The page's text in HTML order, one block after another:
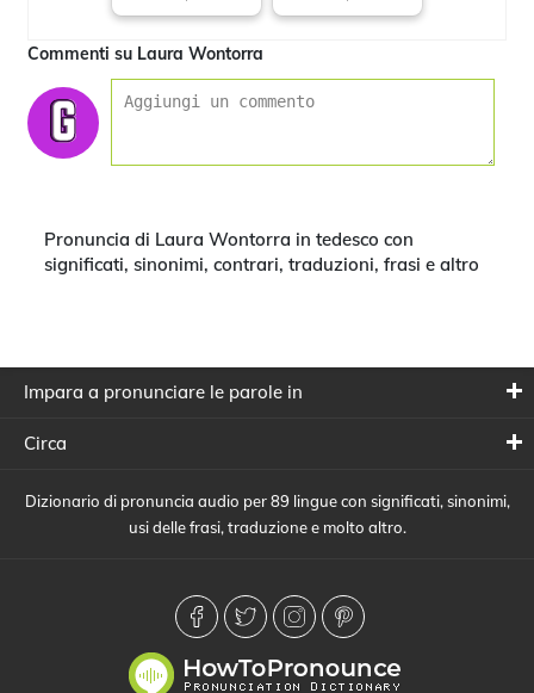
Commenti su Laura Wontorra
Pronuncia di Laura Wontorra in tedesco con
significati, sinonimi, contrari, traduzioni, frasi e altro
Impara a pronunciare le parole in
Circa
Dizionario di pronuncia audio per 89 lingue con significati, sinonimi,
usi delle frasi, traduzione e molto altro.